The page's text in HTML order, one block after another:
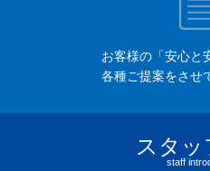
お客様の「安心と
各種ご提案をさせ
スタッ
staff